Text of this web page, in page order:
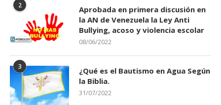
2
Aprobada en primera discusión en
la AN de Venezuela la Ley Anti
Bullying, acoso y violencia escolar
08/06/2022
3
¿Qué es el Bautismo en Agua Según
la Biblia.
31/07/2022